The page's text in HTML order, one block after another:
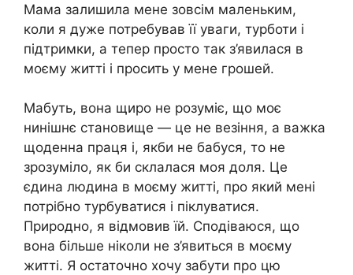
Мама залишила мене зовсім маленьким,
коли я дуже потребував її уваги, турботи і
підтримки, а тепер просто так з’явилася в
моєму житті і просить у мене грошей.
Мабуть, вона щиро не розуміє, що моє
нинішнє становище — це не везіння, а важка
щоденна праця і, якби не бабуся, то не
зрозуміло, як би склалася моя доля. Це
єдина людина в моєму житті, про який мені
потрібно турбуватися і піклуватися.
Природно, я відмовив їй. Сподіваюся, що
вона більше ніколи не з’явиться в моєму
житті. Я остаточно хочу забути про цю